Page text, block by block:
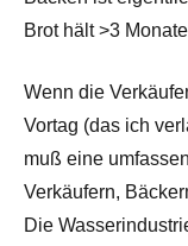
Brot hält >3
Wenn die
Vortag (das ich
muß eine
Verkäufern,
Die